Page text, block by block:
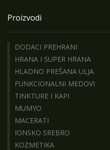
Proizvodi
DODACI PREHRANI
HRANA I SUPER HRANA
HLADNO PREŠANA ULJA
FUNKCIONALNI MEDOVI
TINKTURE I KAPI
MUMYO
MACERATI
IONSKO SREBRO
KOZMETIKA